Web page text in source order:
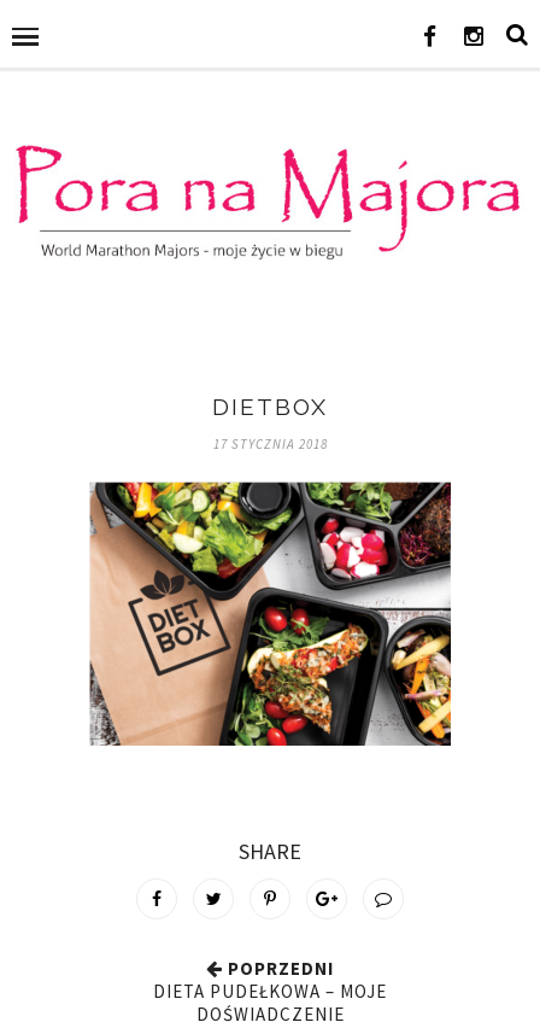
DIETBOX
17 STYCZNIA 2018
SHARE
POPRZEDNI
DIETA PUDEŁKOWA – MOJE
DOŚWIADCZENIE